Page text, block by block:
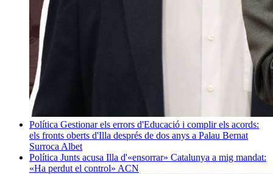
Política Gestionar els errors d'Educació i complir els acords:
els fronts oberts d'Illa després de dos anys a Palau Bernat
Surroca Albet
Política Junts acusa Illa d'«ensorrar» Catalunya a mig mandat:
«Ha perdut el control» ACN